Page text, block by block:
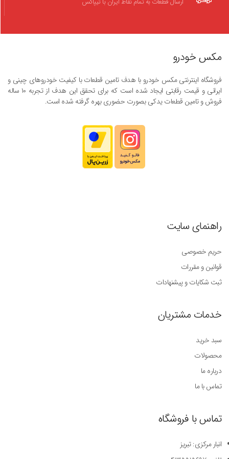
مکس خودرو
فروشگاه اینترنتی مکس خودرو با هدف تامین قطعات با کیفیت خودروهای چینی و
ایرانی و قیمت رقابتی ایجاد شده است که برای تحقق این هدف از تجربه ۱۰ ساله
فروش و تامین قطعات یدکی بصورت حضوری بهره گرفته شده است.
راهنمای سایت
حریم خصوصی
قوانین و مقررات
ثبت شکایات و پیشنهادات
خدمات مشتریان
سبد خرید
محصولات
درباره ما
تماس با ما
تماس با فروشگاه
انبار مرکزی: تبریز